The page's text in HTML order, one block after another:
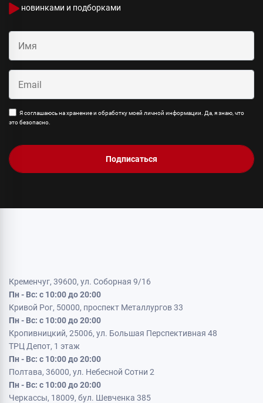
новинками и подборками
Я соглашаюсь на хранение и обработку моей личной информации. Да, я знаю, что
это безопасно.
Подписаться